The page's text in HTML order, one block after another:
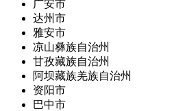
广安市
达州市
雅安市
凉山彝族自治州
甘孜藏族自治州
阿坝藏族羌族自治州
资阳市
巴中市